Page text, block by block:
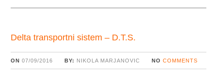
Delta transportni sistem – D.T.S.
ON 07/09/2016 BY: NIKOLA MARJANOVIC NO COMMENTS